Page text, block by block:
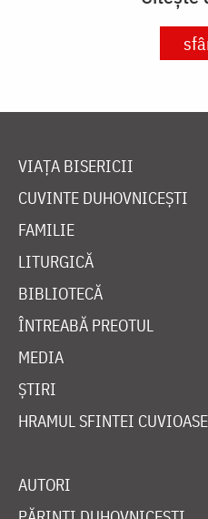
VIAȚA BISERICII
CUVINTE DUHOVNICEȘTI
FAMILIE
LITURGICĂ
BIBLIOTECĂ
ÎNTREABĂ PREOTUL
MEDIA
ȘTIRI
HRAMUL SFINTEI
AUTORI